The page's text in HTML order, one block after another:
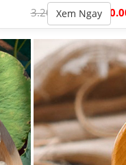
3.200.000 ₫
Xem Ngay